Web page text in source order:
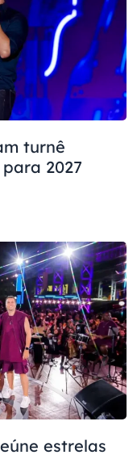
turnê
2027
estrelas